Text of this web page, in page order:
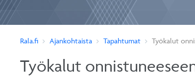
Rala.fi Ajankohtaista Tapahtumat Työkalut
Työkalut